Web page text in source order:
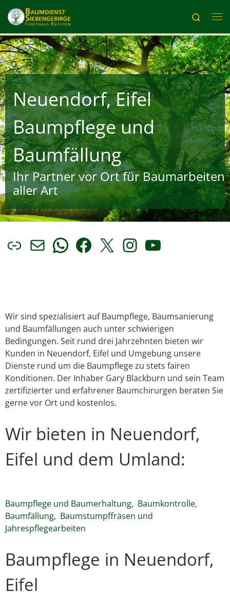
Zum Inhalt springen
Search
Neuendorf, Eifel
Baumpflege und
Baumfällung
Ihr Partner vor Ort für Baumarbeiten
aller Art
LinkE-Mail
WhatsApp
Facebook
X Instagram
YouTube
Wir sind spezialisiert auf Baumpflege, Baumsanierung
und Baumfällungen auch unter schwierigen
Bedingungen. Seit rund drei Jahrzehnten bieten wir
Kunden in Neuendorf, Eifel und Umgebung unsere
Dienste rund um die Baumpflege zu stets fairen
Konditionen. Der Inhaber Gary Blackburn und sein Team
zertifizierter und erfahrener Baumchirurgen beraten Sie
gerne vor Ort und kostenlos.
Wir bieten in Neuendorf,
Eifel und dem Umland:
Baumpflege und Baumerhaltung, Baumkontrolle,
Baumfällung, Baumstumpffräsen und
Jahrespflegearbeiten
Baumpflege in Neuendorf,
Eifel